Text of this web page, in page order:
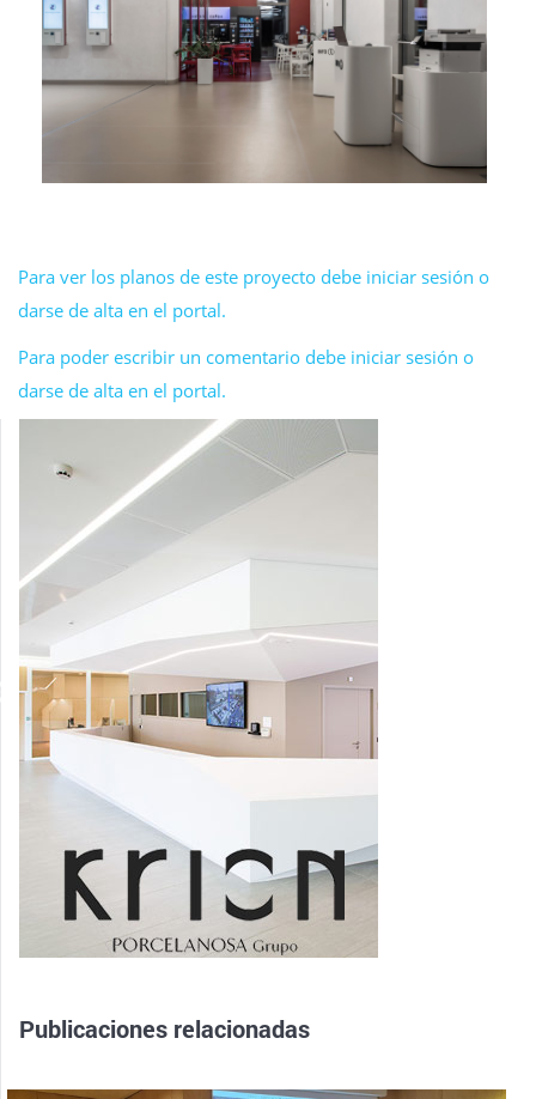
Para ver los planos de este proyecto debe iniciar sesión o
darse de alta en el portal.
Para poder escribir un comentario debe iniciar sesión o
darse de alta en el portal.
Publicaciones relacionadas